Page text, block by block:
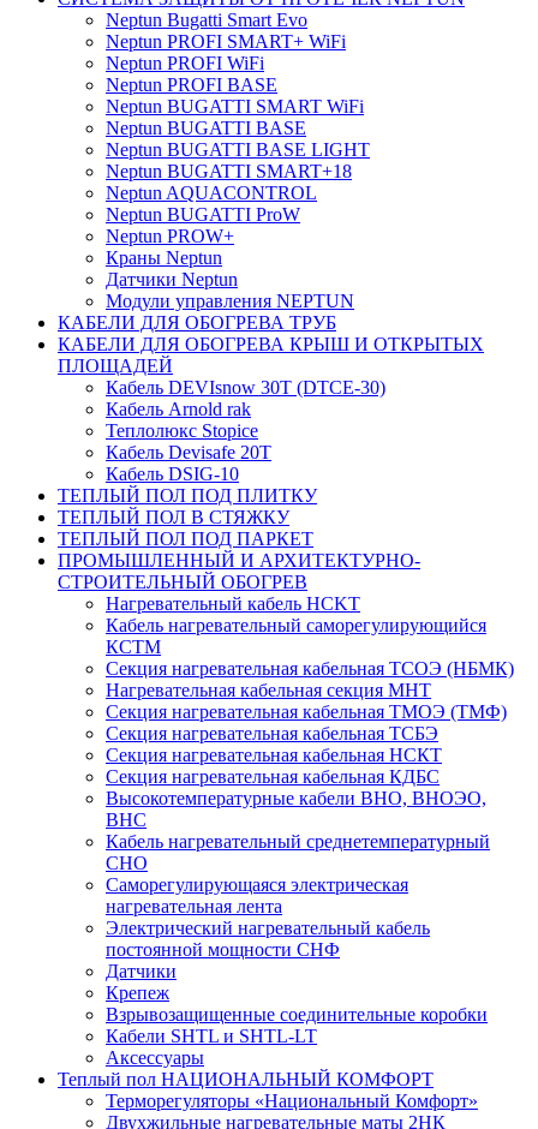
Neptun Bugatti Smart Evo
Neptun PROFI SMART+ WiFi
Neptun PROFI WiFi
Neptun PROFI BASE
Neptun BUGATTI SMART WiFi
Neptun BUGATTI BASE
Neptun BUGATTI BASE LIGHT
Neptun BUGATTI SMART+18
Neptun AQUACONTROL
Neptun BUGATTI ProW
Neptun PROW+
Краны Neptun
Датчики Neptun
Модули управления NEPTUN
КАБЕЛИ ДЛЯ ОБОГРЕВА ТРУБ
КАБЕЛИ ДЛЯ ОБОГРЕВА КРЫШ И ОТКРЫТЫХ
ПЛОЩАДЕЙ
Кабель DEVIsnow 30Т (DTCE-30)
Кабель Arnold rak
Теплолюкс Stopice
Кабель Devisafe 20T
Кабель DSIG-10
ТЕПЛЫЙ ПОЛ ПОД ПЛИТКУ
ТЕПЛЫЙ ПОЛ В СТЯЖКУ
ТЕПЛЫЙ ПОЛ ПОД ПАРКЕТ
ПРОМЫШЛЕННЫЙ И АРХИТЕКТУРНО-
СТРОИТЕЛЬНЫЙ ОБОГРЕВ
Нагревательный кабель НCKТ
Кабель нагревательный саморегулирующийся
КСТМ
Секция нагревательная кабельная ТСОЭ (НБМК)
Нагревательная кабельная секция МНТ
Секция нагревательная кабельная ТМОЭ (ТМФ)
Секция нагревательная кабельная ТСБЭ
Секция нагревательная кабельная НСКТ
Секция нагревательная кабельная КДБС
Высокотемпературные кабели ВНО, ВНОЭО,
ВНС
Кабель нагревательный среднетемпературный
СНО
Саморегулирующаяся электрическая
нагревательная лента
Электрический нагревательный кабель
постоянной мощности СНФ
Датчики
Крепеж
Взрывозащищенные соединительные коробки
Кабели SHTL и SHTL-LT
Аксессуары
Теплый пол НАЦИОНАЛЬНЫЙ КОМФОРТ
Терморегуляторы «Национальный Комфорт»
Двухжильные нагревательные маты 2НК